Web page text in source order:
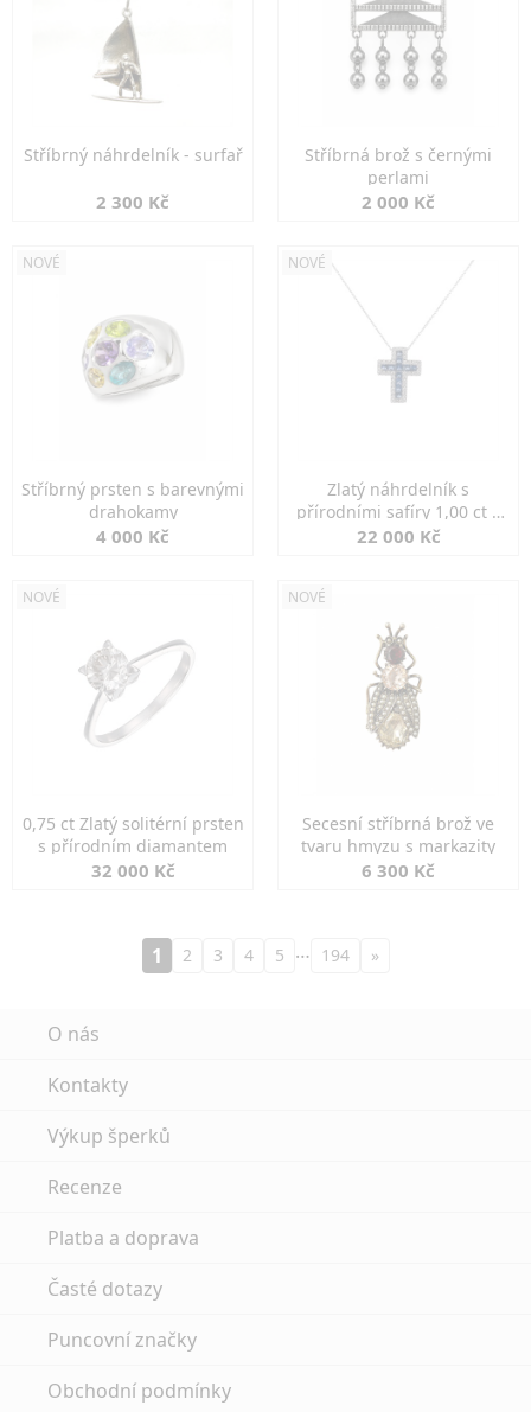
Stříbrný náhrdelník - surfař
2 300 Kč
Stříbrná brož s černými
perlami
2 000 Kč
NOVÉ
Stříbrný prsten s barevnými
drahokamy
4 000 Kč
NOVÉ
Zlatý náhrdelník s
přírodními safíry 1,00 ct a
diamanty
22 000 Kč
NOVÉ
0,75 ct Zlatý solitérní prsten
s přírodním diamantem
32 000 Kč
NOVÉ
Secesní stříbrná brož ve
tvaru hmyzu s markazity
6 300 Kč
1 2 3 4 5 … 194 »
O nás
Kontakty
Výkup šperků
Recenze
Platba a doprava
Časté dotazy
Puncovní značky
Obchodní podmínky